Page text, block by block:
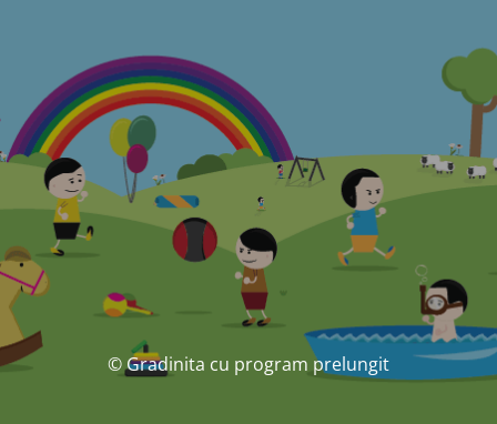
© Gradinita cu program prelungit